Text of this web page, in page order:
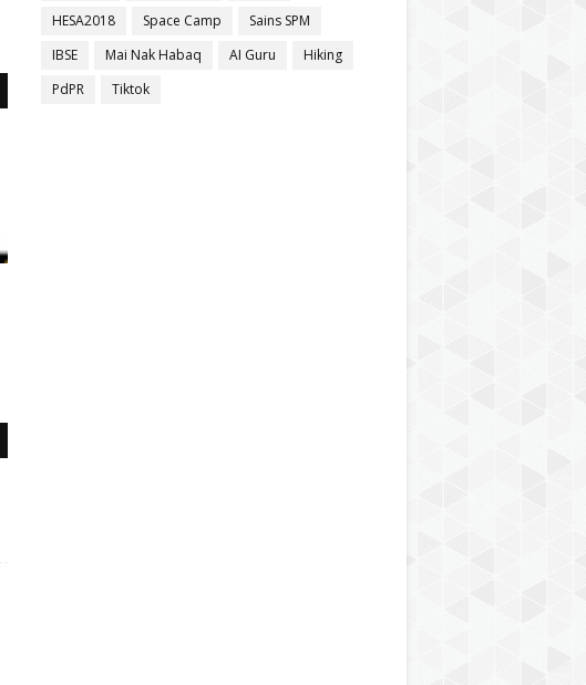
HESA2018
Space Camp
Sains SPM
IBSE
Mai Nak Habaq AI Guru
Hiking
PdPR
Tiktok